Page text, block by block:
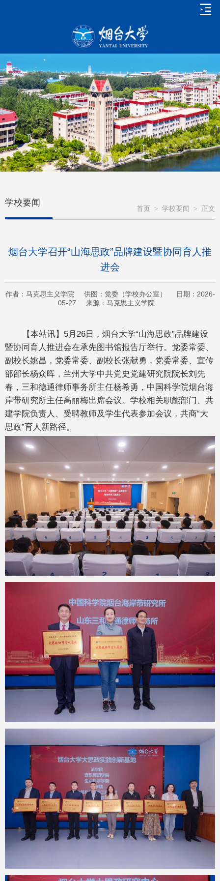
学校要闻
首页 > 学校要闻 > 正文
烟台大学召开“山海思政”品牌建设暨协同育人推
进会
作者：马克思主义学院 供图：党委（学校办公室） 日期：2026-
05-27 来源：马克思主义学院
【本站讯】5月26日，烟台大学“山海思政”品牌建设
暨协同育人推进会在承先图书馆报告厅举行。党委常委、
副校长姚昌，党委常委、副校长张献勇，党委常委、宣传
部部长杨众晖，兰州大学中共党史党建研究院院长刘先
春，三和德通律师事务所主任杨希勇，中国科学院烟台海
岸带研究所主任高丽梅出席会议。学校相关职能部门、共
建学院负责人、受聘教师及学生代表参加会议，共商“大
思政”育人新路径。